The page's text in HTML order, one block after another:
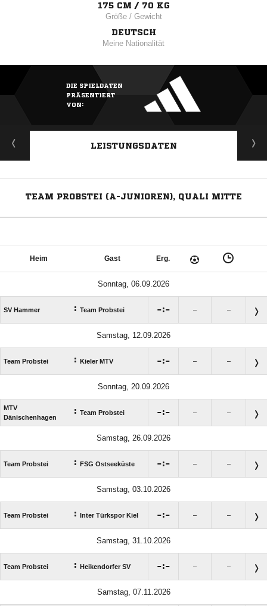
175 CM / 70 KG
Größe / Gewicht
DEUTSCH
Meine Nationalität
DIE SPIELDATEN
PRÄSENTIERT
VON:
LEISTUNGSDATEN
TEAM PROBSTEI (A-JUNIOREN), QUALI MITTE
Heim Gast Erg.
Sonntag, 06.09.2026
SV Hammer : Team Probstei : – –
Samstag, 12.09.2026
Team Probstei : Kieler MTV : – –
Sonntag, 20.09.2026
MTV
Dänischenhagen
: Team Probstei : – –
Samstag, 26.09.2026
Team Probstei : FSG Ostseeküste : – –
Samstag, 03.10.2026
Team Probstei : Inter Türkspor Kiel : – –
Samstag, 31.10.2026
Team Probstei : Heikendorfer SV : – –
Samstag, 07.11.2026